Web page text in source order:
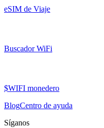
eSIM de Viaje
Buscador WiFi
$WIFI monedero
BlogCentro de ayuda
Síganos